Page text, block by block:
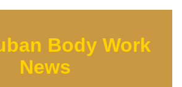
Body Work
News